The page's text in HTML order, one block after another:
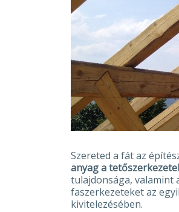
Szereted a fát az
anyag a
tulajdonsága, valamint
faszerkezeteket az
kivitelezésében.